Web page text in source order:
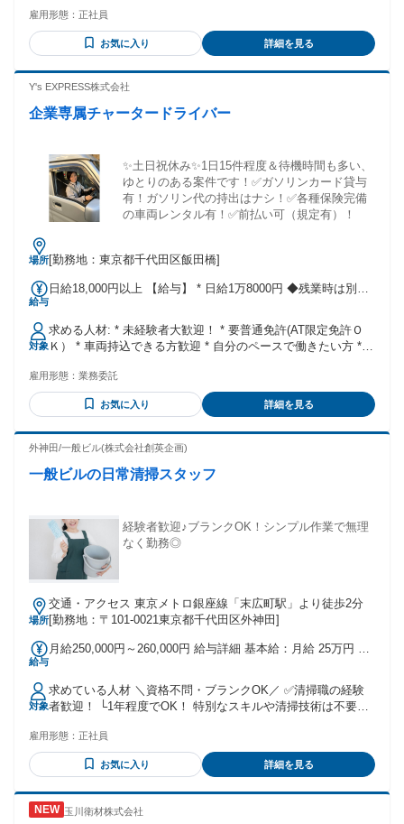
皆勤・家族手当金額：なし 全員に一律で支払われるその他手
ド】 ・ビジネス実務法務 ✧-✧-✧-✧-✧-✧-✧-✧-✧-✧-✧-✧-✧-✧-
✧-✧
雇用形態： 正社員
お気に入り 詳細を見る
Y's EXPRESS株式会社
企業専属チャータードライバー
✨土日祝休み✨1日15件程度＆待機時間も多い、
ゆとりのある案件です！✅ガソリンカード貸与
有！ガソリン代の持出はナシ！✅各種保険完備
の車両レンタル有！✅前払い可（規定有）！
場所[勤務地：東京都千代田区飯田橋]
給与
日給18,000円以上 【給与】 * 日給1万8000円 ◆残業時は別途
万6000円 ※配送件数は少なめです。 ◆早朝のチャーター案件
も組み合わせて、日給2万以上も可能！ 案件内容など、お気軽
にご相談ください！ ===========================
対象
求める人材: * 未経験者大歓迎！ * 要普通免許(AT限定免許Ｏ
Ｋ） * 車両持込できる方歓迎 * 自分のペースで働きたい方 *
種からの転職大歓迎 * ドライバ―経験者大歓迎 * 配送・配達
経験者大歓迎 * 運送業経験者大歓迎 * 男女問わず歓迎！ * 20
代・30代・40代・50代活躍中
雇用形態： 業務委託
お気に入り 詳細を見る
外神田/一般ビル(株式会社創英企画)
一般ビルの日常清掃スタッフ
経験者歓迎♪ブランクOK！シンプル作業で無理
なく勤務◎
場所
交通・アクセス 東京メトロ銀座線「末広町駅」より徒歩2分
[勤務地：〒101-0021東京都千代田区外神田]
給与
月給250,000円～260,000円 給与詳細 基本給：月給 25万円 〜
れる通勤・皆勤・家族手当金額：なし 全員に一律で支払われ
るその他手当金額：なし 【給与詳細】 固定給：25万円～26万
円 ※上記はあくまで参考金額です。（基本給＋諸手当） ※経
験･スキルにより基本給や諸手当金額を調整し、給与を決定し
対象
求めている人材 ＼資格不問・ブランクOK／ ✅清掃職の経験
者歓迎！ └1年程度でOK！ 特別なスキルや清掃技術は不要な
「無理のない範囲で正社員勤務したい」 など応募のきっかけ
はなんでもOK！ ༶ ༶ ༶ ༶ ༶ ༶ ༶ ༶ ༶ ༶ ༶ ༶ ༶ ༶ ༶ ༶ ༶ ༶
┏━━━━━━━┓ こんな方にぴったり ┗━━━━━━━┛
の勤務がしたい方 ■安定して長期で働きたい方 ■経験を活かし
て働きたい方 ＊経験者歓迎 ＊第二新卒歓迎 ＊ブランクOK ＊
雇用形態： 正社員
お気に入り 詳細を見る
玉川衛材株式会社